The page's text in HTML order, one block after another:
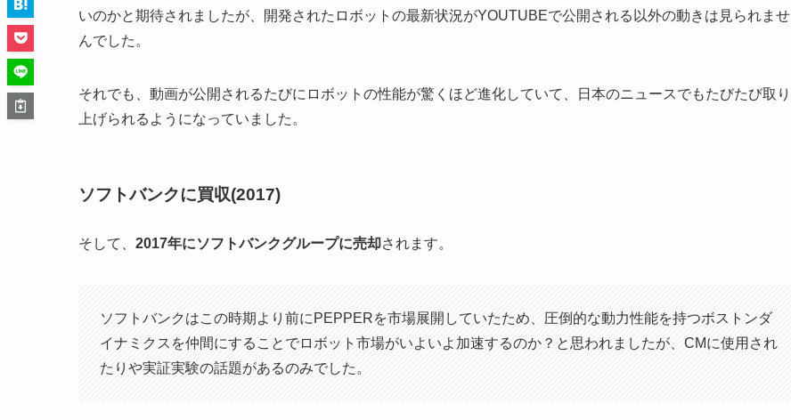
いのかと期待されましたが、開発されたロボットの最新状況がYOUTUBEで公開される以外の動きは見られませ
んでした。
それでも、動画が公開されるたびにロボットの性能が驚くほど進化していて、日本のニュースでもたびたび取り
上げられるようになっていました。
ソフトバンクに買収(2017)
そして、 2017年にソフトバンクグループに売却されます。
ソフトバンクはこの時期より前にPEPPERを市場展開していたため、圧倒的な動力性能を持つボストンダ
イナミクスを仲間にすることでロボット市場がいよいよ加速するのか？と思われましたが、CMに使用され
たりや実証実験の話題があるのみでした。